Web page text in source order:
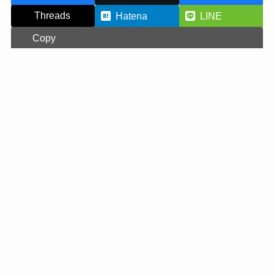
Threads
Hatena
LINE
Copy